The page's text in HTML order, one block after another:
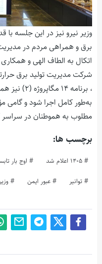
وزیر نیرو نیز در این جلسه
برق و همراهی مردم در
اتکال به الطاف الهی و
شرکت مدیریت تولید برق
، برنامه
به‌طور کامل اجرا شود و گامی
مطلوب به هموطنان در
برچسب ها:
۱۴۰۵ اعلام شد اوج بار
توانیر عبور ایمن